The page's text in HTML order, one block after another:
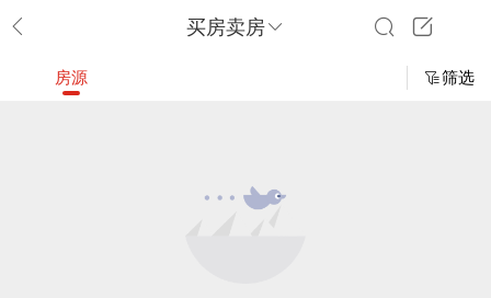
买房卖房
房源 筛选